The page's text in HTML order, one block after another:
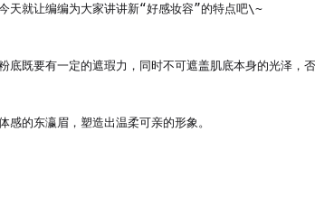
天就让编编为大家讲讲新“好感妆容”的特点吧\~
既要有一定的遮瑕力，同时不可遮盖肌底本身的光泽，
的东瀛眉，塑造出温柔可亲的形象。